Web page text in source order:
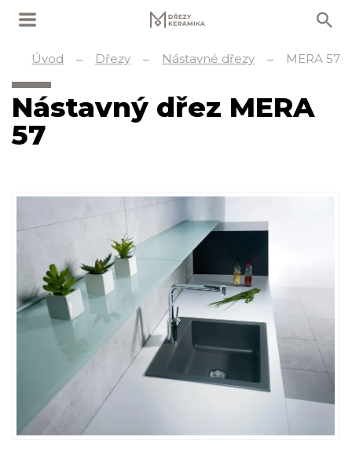
Úvod Dřezy Nástavné dřezy MERA 57
Nástavný dřez MERA
57